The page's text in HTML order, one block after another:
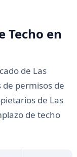
Techo en
de Las
permisos de
de Las
de techo